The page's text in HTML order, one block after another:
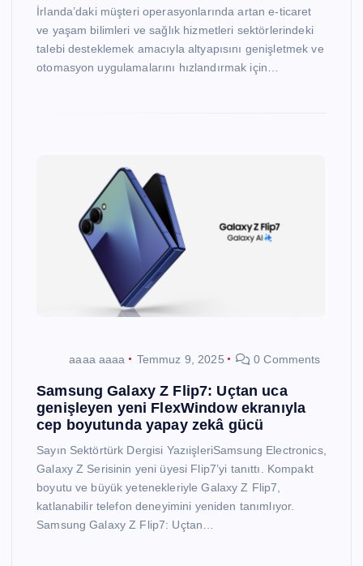
İrlanda’daki müşteri operasyonlarında artan e-ticaret
ve yaşam bilimleri ve sağlık hizmetleri sektörlerindeki
talebi desteklemek amacıyla altyapısını genişletmek ve
otomasyon uygulamalarını hızlandırmak için…
aaaa aaaa Temmuz 9, 2025 0 Comments
Samsung Galaxy Z Flip7: Uçtan uca
genişleyen yeni FlexWindow ekranıyla
cep boyutunda yapay zekâ gücü
Sayın Sektörtürk Dergisi YazıişleriSamsung Electronics,
Galaxy Z Serisinin yeni üyesi Flip7’yi tanıttı. Kompakt
boyutu ve büyük yetenekleriyle Galaxy Z Flip7,
katlanabilir telefon deneyimini yeniden tanımlıyor.
Samsung Galaxy Z Flip7: Uçtan…